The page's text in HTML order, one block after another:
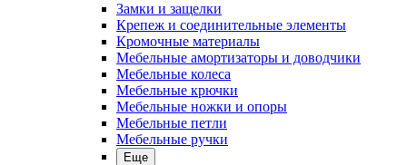
Замки и защелки
Крепеж и соединительные элементы
Кромочные материалы
Мебельные амортизаторы и доводчики
Мебельные колеса
Мебельные крючки
Мебельные ножки и опоры
Мебельные петли
Мебельные ручки
Еще